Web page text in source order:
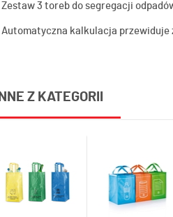
Zestaw 3 toreb do segregacji
Automatyczna kalkulacja przewiduje
INNE Z KATEGORII